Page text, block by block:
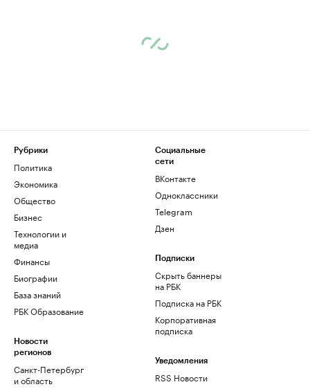
Рубрики
Политика
Экономика
Общество
Бизнес
Технологии и
медиа
Финансы
Биографии
База знаний
РБК Образование
Новости
регионов
Санкт-Петербург
и область
Социальные
сети
ВКонтакте
Одноклассники
Telegram
Дзен
Подписки
Скрыть баннеры
на РБК
Подписка на РБК
Корпоративная
подписка
Уведомления
RSS Новости